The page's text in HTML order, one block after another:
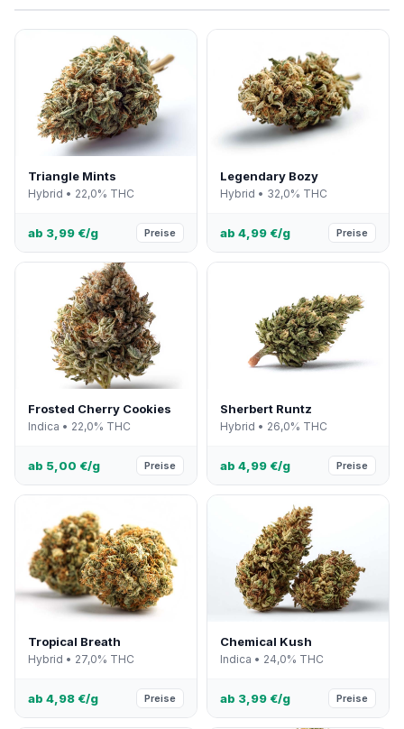
Triangle Mints
Hybrid • 22,0% THC
ab 3,99 €/g Preise
Legendary Bozy
Hybrid • 32,0% THC
ab 4,99 €/g Preise
Frosted Cherry Cookies
Indica • 22,0% THC
ab 5,00 €/g Preise
Sherbert Runtz
Hybrid • 26,0% THC
ab 4,99 €/g Preise
Tropical Breath
Hybrid • 27,0% THC
ab 4,98 €/g Preise
Chemical Kush
Indica • 24,0% THC
ab 3,99 €/g Preise